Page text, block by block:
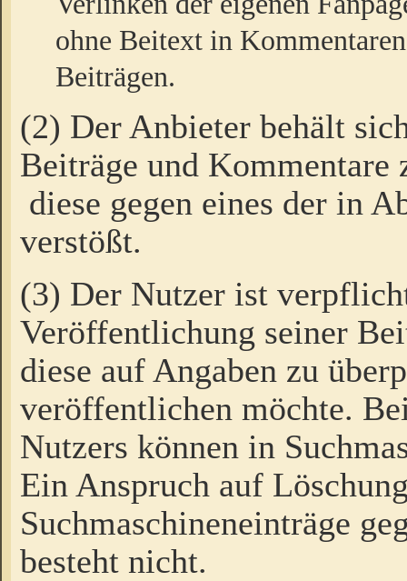
ohne Beitext in
Beiträgen.
(2) Der Anbieter behält
Beiträge und Kommentare
diese gegen eines der in
verstößt.
(3) Der Nutzer ist
Veröffentlichung seiner
diese auf Angaben zu
veröffentlichen möchte.
Nutzers können in
Ein Anspruch auf
Suchmaschineneinträge
besteht nicht.